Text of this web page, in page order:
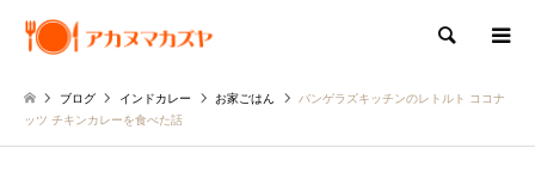
検索
ブログ インドカレー お家ごはん
バンゲラズキッチンのレトルト ココナ
ッツ チキンカレーを食べた話